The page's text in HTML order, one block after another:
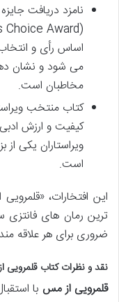
نامزد دریافت
اساس رأی و
می شود و نشان
مخاطبان است.
کتاب منتخب
کیفیت و ارزش
ویراستاران یکی
است.
این افتخارات،
ترین رمان های فانتزی
ضروری برای هر علاقه
نقد و نظرات کتاب
قلمرویی از مس با